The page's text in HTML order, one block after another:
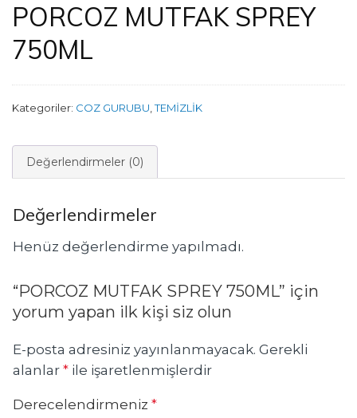
PORCOZ MUTFAK SPREY
750ML
Kategoriler: COZ GURUBU ,TEMİZLİK
Değerlendirmeler (0)
Değerlendirmeler
Henüz değerlendirme yapılmadı.
“PORCOZ MUTFAK SPREY 750ML” için
yorum yapan ilk kişi siz olun
E-posta adresiniz yayınlanmayacak. Gerekli
alanlar * ile işaretlenmişlerdir
Derecelendirmeniz *